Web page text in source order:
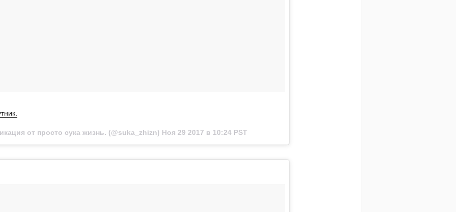
от просто сука жизнь. (@suka_zhizn) Ноя 29 2017 в 10:24 PST